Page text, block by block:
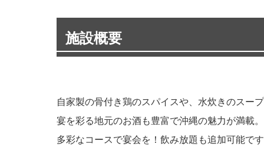
施設概要
自家製の骨付き鶏のスパイスや、水炊きのスープ
宴を彩る地元のお酒も豊富で沖縄の魅力が満載。
多彩なコースで宴会を！飲み放題も追加可能です